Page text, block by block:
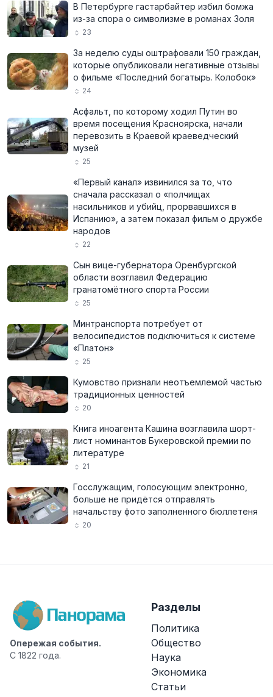
В Петербурге гастарбайтер избил бомжа
из-за спора о символизме в романах Золя
23
За неделю суды оштрафовали 150 граждан,
которые опубликовали негативные отзывы
о фильме «Последний богатырь. Колобок»
24
Асфальт, по которому ходил Путин во
время посещения Красноярска, начали
перевозить в Краевой краеведческий
музей
25
«Первый канал» извинился за то, что
сначала рассказал о «полчищах
насильников и убийц, прорвавшихся в
Испанию», а затем показал фильм о дружбе
народов
22
Сын вице-губернатора Оренбургской
области возглавил Федерацию
гранатомётного спорта России
25
Минтранспорта потребует от
велосипедистов подключиться к системе
«Платон»
25
Кумовство признали неотъемлемой частью
традиционных ценностей
20
Книга иноагента Кашина возглавила шорт-
лист номинантов Букеровской премии по
литературе
21
Госслужащим, голосующим электронно,
больше не придётся отправлять
начальству фото заполненного бюллетеня
20
Опережая события.
С 1822 года.
Разделы
Политика
Общество
Наука
Экономика
Статьи